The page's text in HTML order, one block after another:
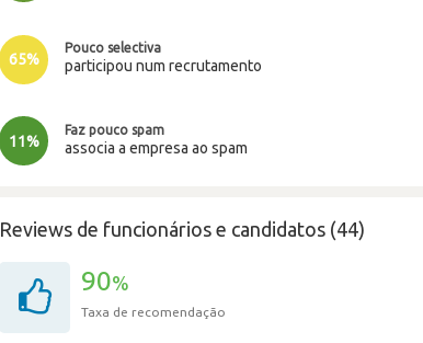
65%
Pouco selectiva
participou num recrutamento
11%
Faz pouco spam
associa a empresa ao spam
Reviews de funcionários e candidatos (44)
90%
Taxa de recomendação